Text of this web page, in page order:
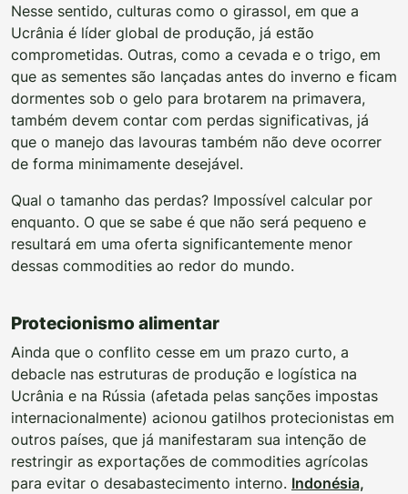
Nesse sentido, culturas como o girassol, em que a
Ucrânia é líder global de produção, já estão
comprometidas. Outras, como a cevada e o trigo, em
que as sementes são lançadas antes do inverno e ficam
dormentes sob o gelo para brotarem na primavera,
também devem contar com perdas significativas, já
que o manejo das lavouras também não deve ocorrer
de forma minimamente desejável.
Qual o tamanho das perdas? Impossível calcular por
enquanto. O que se sabe é que não será pequeno e
resultará em uma oferta significantemente menor
dessas commodities ao redor do mundo.
Protecionismo alimentar
Ainda que o conflito cesse em um prazo curto, a
debacle nas estruturas de produção e logística na
Ucrânia e na Rússia (afetada pelas sanções impostas
internacionalmente) acionou gatilhos protecionistas em
outros países, que já manifestaram sua intenção de
restringir as exportações de commodities agrícolas
para evitar o desabastecimento interno. Indonésia,